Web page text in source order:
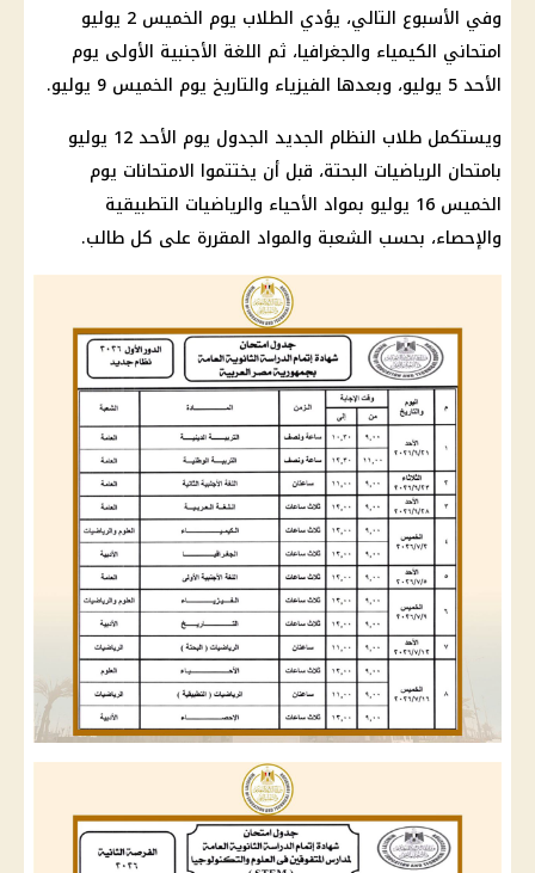
وفي الأسبوع التالي، يؤدي الطلاب يوم الخميس 2 يوليو
امتحاني الكيمياء والجغرافيا، ثم اللغة الأجنبية الأولى يوم
الأحد 5 يوليو، وبعدها الفيزياء والتاريخ يوم الخميس 9 يوليو.
ويستكمل طلاب النظام الجديد الجدول يوم الأحد 12 يوليو
بامتحان الرياضيات البحتة، قبل أن يختتموا الامتحانات يوم
الخميس 16 يوليو بمواد الأحياء والرياضيات التطبيقية
والإحصاء، بحسب الشعبة والمواد المقررة على كل طالب.